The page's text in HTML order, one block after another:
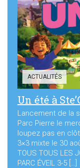
ACTUALITÉS
Un été à
Lancement de la
Parc Pierre le
loupez pas en
3×3 mixte le 30
TOUS TOUS LES
PARC ÉVEIL 3-5 […]